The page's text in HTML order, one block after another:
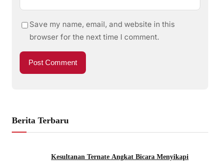
Save my name, email, and website in this
browser for the next time I comment.
Berita Terbaru
Kesultanan Ternate Angkat Bicara Menyikapi